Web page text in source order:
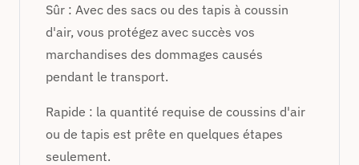
Sûr : Avec des sacs ou des tapis à coussin
d'air, vous protégez avec succès vos
marchandises des dommages causés
pendant le transport.
Rapide : la quantité requise de coussins d'air
ou de tapis est prête en quelques étapes
seulement.